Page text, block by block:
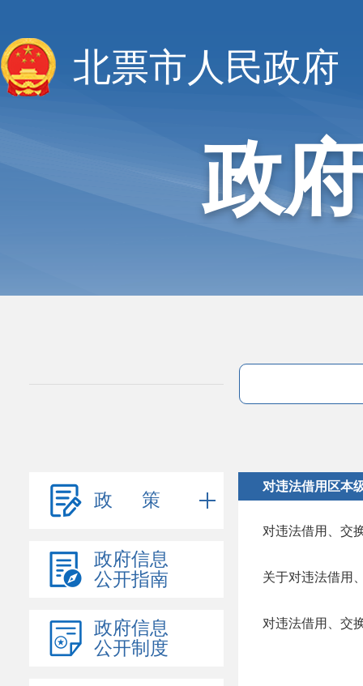
北票市人民政府
政
政 策
政府信息
公开指南
政府信息
公开制度
对违法借用区本
对违法借用、交
对违法借用、交